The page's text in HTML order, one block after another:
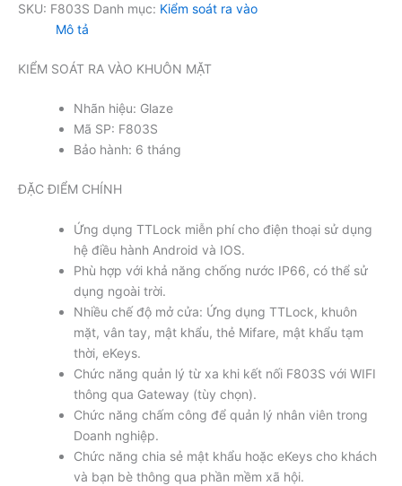
SKU: F803S Danh mục: Kiểm soát ra vào
Mô tả
KIỂM SOÁT RA VÀO KHUÔN MẶT
Nhãn hiệu: Glaze
Mã SP: F803S
Bảo hành: 6 tháng
ĐẶC ĐIỂM CHÍNH
Ứng dụng TTLock miễn phí cho điện thoại sử dụng
hệ điều hành Android và IOS.
Phù hợp với khả năng chống nước IP66, có thể sử
dụng ngoài trời.
Nhiều chế độ mở cửa: Ứng dụng TTLock, khuôn
mặt, vân tay, mật khẩu, thẻ Mifare, mật khẩu tạm
thời, eKeys.
Chức năng quản lý từ xa khi kết nối F803S với WIFI
thông qua Gateway (tùy chọn).
Chức năng chấm công để quản lý nhân viên trong
Doanh nghiệp.
Chức năng chia sẻ mật khẩu hoặc eKeys cho khách
và bạn bè thông qua phần mềm xã hội.